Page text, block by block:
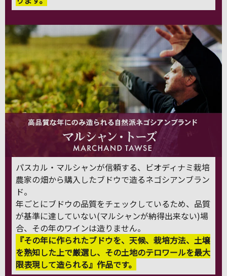
パスカル・マルシャンが信頼する、ビオディナミ栽培
農家の畑から購入したブドウで造るネゴシアンブラン
ド。
年ごとにブドウの品質をチェックしているため、品質
が基準に達していない(マルシャンが納得出来ない)場
合、その年のワインは造りません。
『その年に作られたブドウを、天候、栽培方法、土壌
を熟知した上で厳選し、その土地のテロワールを最大
限表現して造られる』作品です。